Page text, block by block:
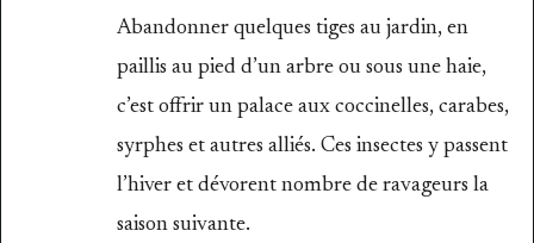
Abandonner quelques tiges au jardin, en
paillis au pied d’un arbre ou sous une haie,
c’est offrir un palace aux coccinelles, carabes,
syrphes et autres alliés. Ces insectes y passent
l’hiver et dévorent nombre de ravageurs la
saison suivante.